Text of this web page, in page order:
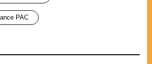
PAC